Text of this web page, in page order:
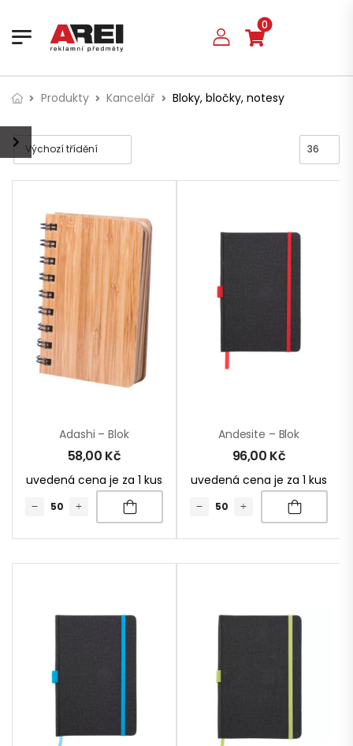
0
Produkty Kancelář Bloky, bločky, notesy
Adashi – Blok
58,00 Kč
uvedená cena je za 1 kus
Andesite – Blok
96,00 Kč
uvedená cena je za 1 kus